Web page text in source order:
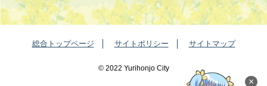
×
総合トップページ サイトポリシー サイトマップ
©️ 2022 Yurihonjo City